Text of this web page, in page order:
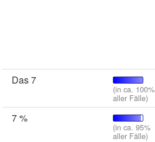
Das 7
(in ca. 100%
aller Fälle)
7 %
(in ca. 95%
aller Fälle)